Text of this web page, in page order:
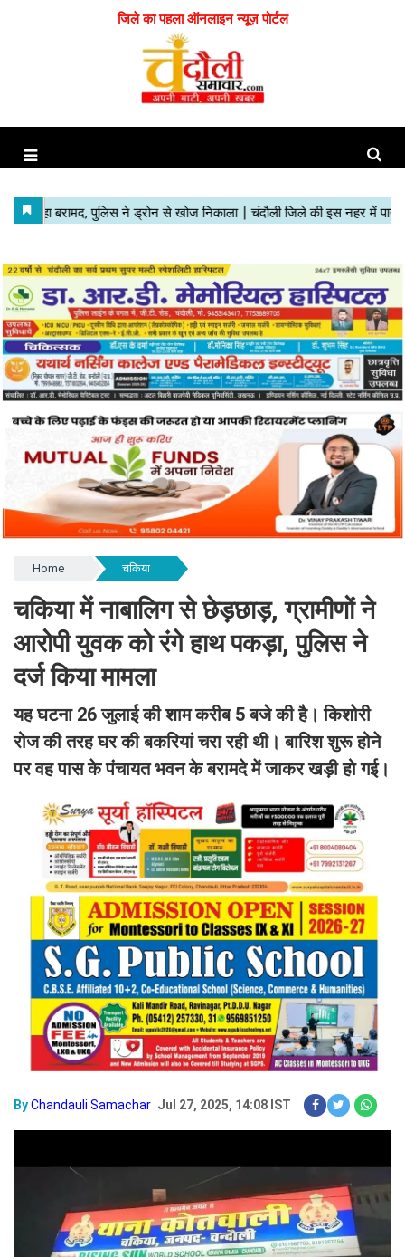
जिले का पहला ऑनलाइन न्यूज़ पोर्टल
Home चकिया
चकिया में नाबालिग से छेड़छाड़, ग्रामीणों ने
आरोपी युवक को रंगे हाथ पकड़ा, पुलिस ने
दर्ज किया मामला
यह घटना 26 जुलाई की शाम करीब 5 बजे की है। किशोरी
रोज की तरह घर की बकरियां चरा रही थी। बारिश शुरू होने
पर वह पास के पंचायत भवन के बरामदे में जाकर खड़ी हो गई।
ByChandauli Samachar Jul 27, 2025, 14:08 IST